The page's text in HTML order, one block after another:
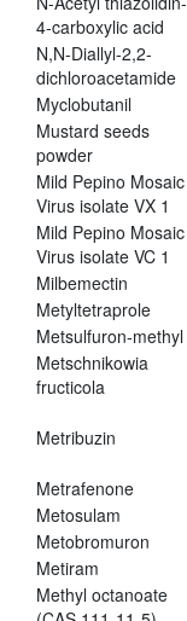
4-carboxylic acid
N,N-Diallyl-2,2-
dichloroacetamide
Myclobutanil
Mustard seeds
powder
Mild Pepino Mosaic
Virus isolate VX 1
Mild Pepino Mosaic
Virus isolate VC 1
Milbemectin
Metyltetraprole
Metsulfuron-methyl
Metschnikowia
fructicola
Metribuzin
Metrafenone
Metosulam
Metobromuron
Metiram
Methyl octanoate